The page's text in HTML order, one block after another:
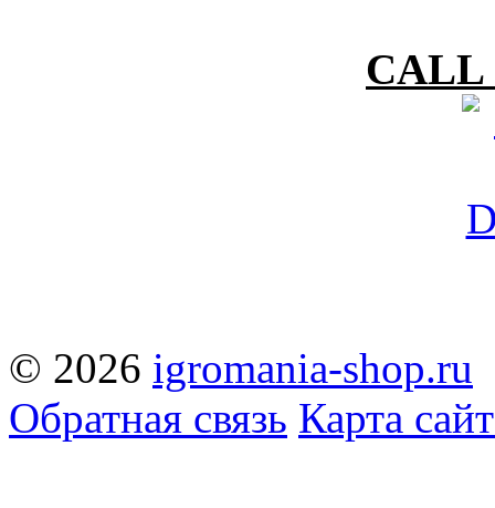
CALL
© 2026 igromania-shop.ru
Обратная связь Карта